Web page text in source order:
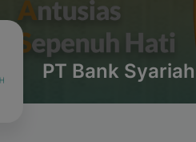
PT Bank